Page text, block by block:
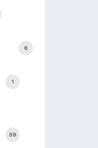
6
1
59